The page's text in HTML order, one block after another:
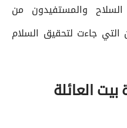
والمستفيدون من
التي جاءت لتحقيق السلام
العائلة